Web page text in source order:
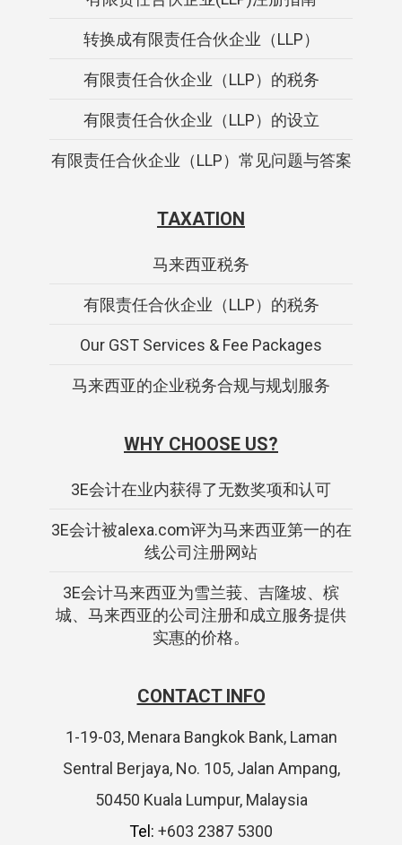
转换成有限责任合伙企业（LLP）
有限责任合伙企业（LLP）的税务
有限责任合伙企业（LLP）的设立
有限责任合伙企业（LLP）常见问题与答案
TAXATION
马来西亚税务
有限责任合伙企业（LLP）的税务
Our GST Services & Fee Packages
马来西亚的企业税务合规与规划服务
WHY CHOOSE US?
3E会计在业内获得了无数奖项和认可
3E会计被alexa.com评为马来西亚第一的在
线公司注册网站
3E会计马来西亚为雪兰莪、吉隆坡、槟
城、马来西亚的公司注册和成立服务提供
实惠的价格。
CONTACT INFO
1-19-03, Menara Bangkok Bank, Laman
Sentral Berjaya, No. 105, Jalan Ampang,
50450 Kuala Lumpur, Malaysia
Tel: +603 2387 5300